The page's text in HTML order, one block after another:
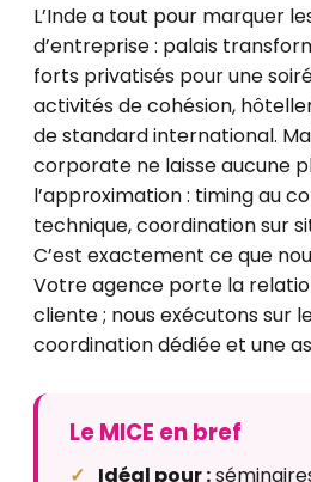
L’Inde a tout pour marquer
d’entreprise : palais
forts privatisés pour une
activités de cohésion,
de standard international.
corporate ne laisse aucune
l’approximation : timing au
technique, coordination sur
C’est exactement ce que
Votre agence porte la
cliente ; nous exécutons sur
coordination dédiée et une
Le MICE en bref
Idéal pour :